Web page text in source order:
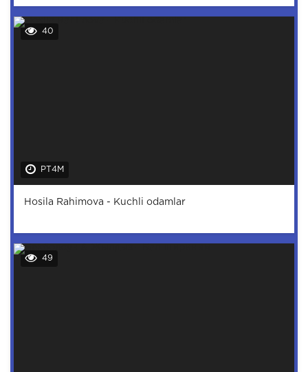
40
PT4M
Hosila Rahimova - Kuchli odamlar
49